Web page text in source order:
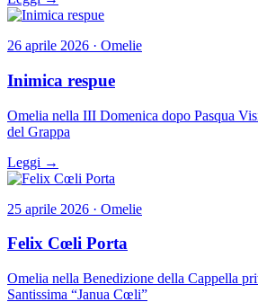
26 aprile 2026 · Omelie
Inimica respue
Omelia nella III Domenica dopo Pasqua
del Grappa
Leggi →
25 aprile 2026 · Omelie
Felix Cœli Porta
Omelia nella Benedizione della Cappella
Santissima “Janua Cœli”